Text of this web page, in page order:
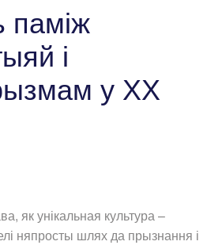
паміж
і
у ХХ
як унікальная культура –
няпросты шлях да прызнання і